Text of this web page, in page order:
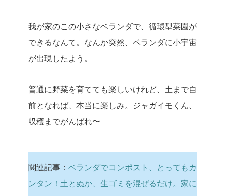
我が家のこの小さなベランダで、循環型菜園が
できるなんて。なんか突然、ベランダに小宇宙
が出現したよう。
普通に野菜を育てても楽しいけれど、土まで自
前となれば、本当に楽しみ。ジャガイモくん、
収穫までがんばれ〜
関連記事： ベランダでコンポスト、とってもカ
ンタン！土とぬか、生ゴミを混ぜるだけ。家に